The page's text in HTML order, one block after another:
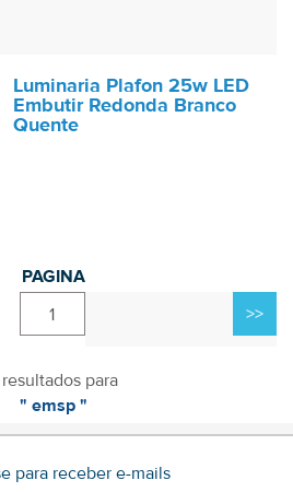
Luminaria Plafon 25w LED
Embutir Redonda Branco
Quente
1
para
" emsp "
para receber e-mails